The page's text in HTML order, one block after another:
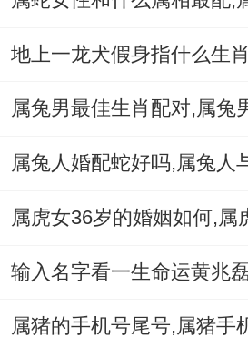
一点上更在于双方在相互
够互补彼此- 做到谅解跟包
（属龙） 两人结婚多年并
系亲密，感情同睦！具体
属兔人婚配蛇好吗,属兔人
输入名字看一生命运黄兆
属猪的手机号尾号,属猪手